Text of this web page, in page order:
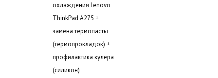
охлаждения Lenovo
ThinkPad A275 +
замена термопасты
(термопрокладок) +
профилактика кулера
(силикон)